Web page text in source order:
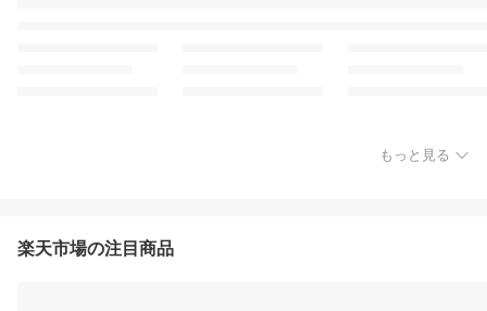
もっと見る
楽天市場の注目商品